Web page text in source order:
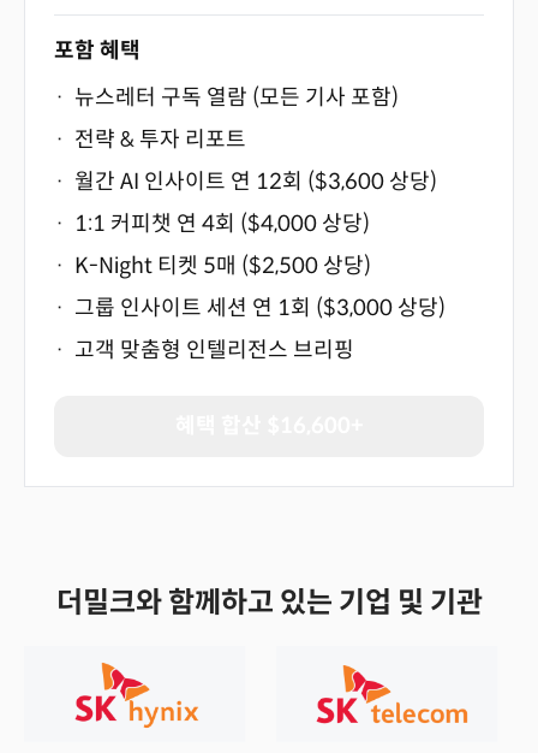
포함 혜택
· 뉴스레터 구독 열람 (모든 기사 포함)
· 전략 & 투자 리포트
· 월간 AI 인사이트 연 12회 ($3,600 상당)
· 1:1 커피챗 연 4회 ($4,000 상당)
· K-Night 티켓 5매 ($2,500 상당)
· 그룹 인사이트 세션 연 1회 ($3,000 상당)
· 고객 맞춤형 인텔리전스 브리핑
더밀크와 함께하고 있는 기업 및 기관